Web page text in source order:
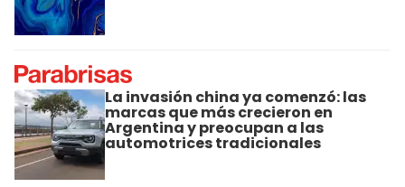
La invasión china ya comenzó: las
marcas que más crecieron en
Argentina y preocupan a las
automotrices tradicionales